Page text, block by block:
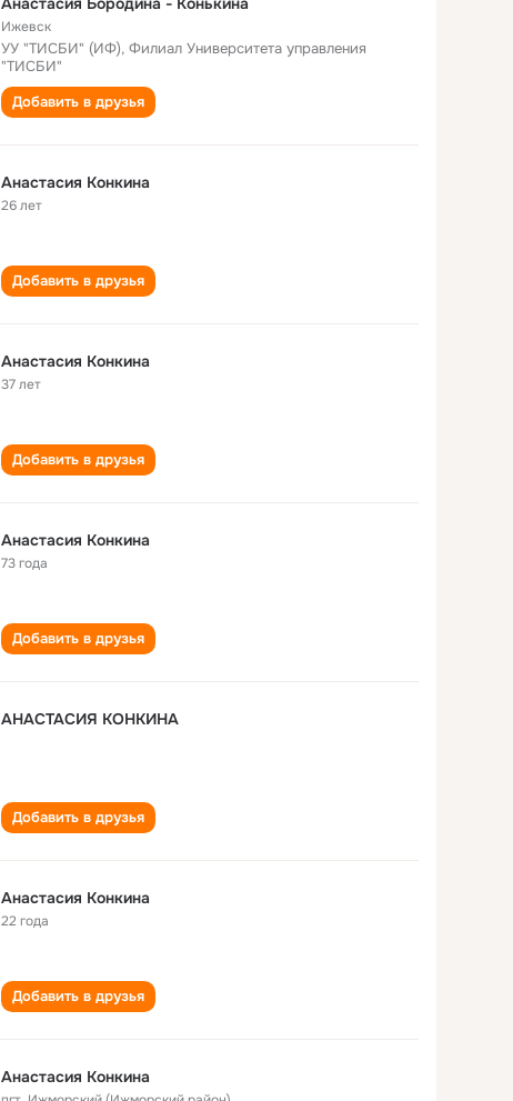
Ижевск
УУ "ТИСБИ" (ИФ), Филиал Университета управления
"ТИСБИ"
Добавить в друзья
Анастасия Конкина
26 лет
Добавить в друзья
Анастасия Конкина
37 лет
Добавить в друзья
Анастасия Конкина
73 года
Добавить в друзья
АНАСТАСИЯ КОНКИНА
Добавить в друзья
Анастасия Конкина
22 года
Добавить в друзья
Анастасия Конкина